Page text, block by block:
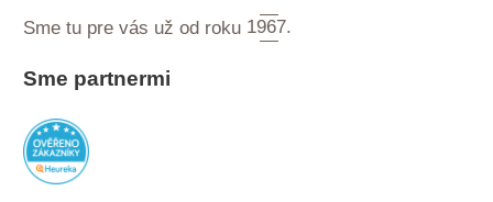
Sme tu pre vás už od roku 1967.
Sme partnermi